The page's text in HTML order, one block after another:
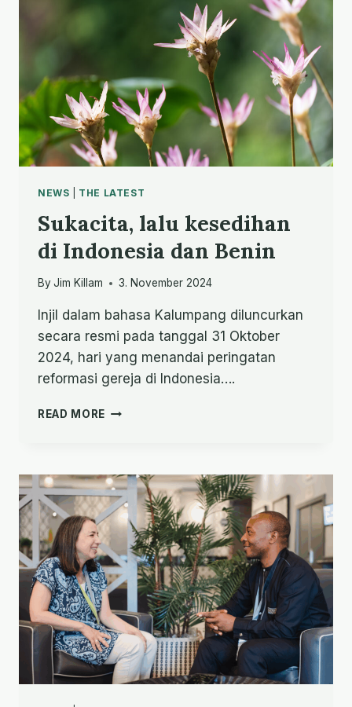
NEWS THE LATEST
Sukacita, lalu kesedihan
di Indonesia dan Benin
By Jim Killam 3. November 2024
Injil dalam bahasa Kalumpang diluncurkan
secara resmi pada tanggal 31 Oktober
2024, hari yang menandai peringatan
reformasi gereja di Indonesia….
READ MORE SUKACITA,
INDONESIA
DAN
BENIN